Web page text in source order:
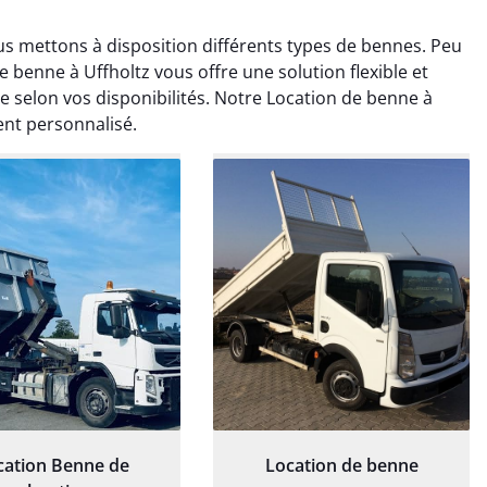
mettons à disposition différents types de bennes. Peu
benne à Uffholtz vous offre une solution flexible et
selon vos disponibilités. Notre Location de benne à
personnalisé.
Benne de
Location de benne
Bonnet
21 juin 2024
de terrassement
à Var était
L'équipe a
manière efficace
laissant
impeccable et
notre nouveau
paysager.
Elisa Barreau
6 avril 2025
Parfait pour évacuer les
gravats de mon chantier.
Service rapide et efficace. Je
recommande sans
hésitation.